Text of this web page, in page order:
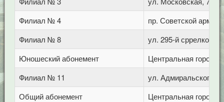
Филиал № 4
пр. Советской армии,
Филиал № 8
ул. 295-й сррелковой
Юношеский абонемент
Центральная
Филиал № 11
ул. Адмиральского, 8
Общий абонемент
Центральная